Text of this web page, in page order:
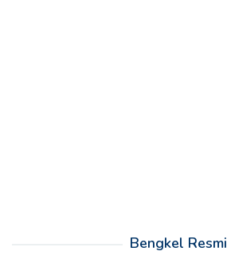
Bengkel Resmi